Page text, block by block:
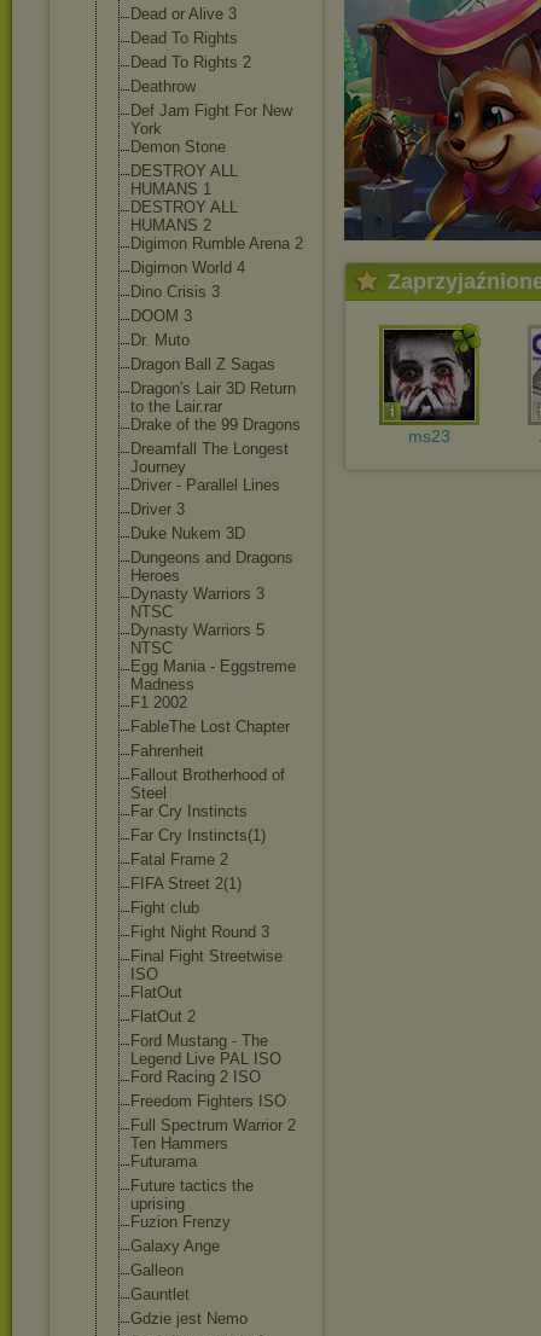
Dead or Alive 3
Dead To Rights
Dead To Rights 2
Deathrow
Def Jam Fight For New
York
Demon Stone
DESTROY ALL
HUMANS 1
DESTROY ALL
HUMANS 2
Digimon Rumble Arena 2
Digimon World 4
Dino Crisis 3
DOOM 3
Dr. Muto
Dragon Ball Z Sagas
Dragon's Lair 3D Return
to the Lair.rar
Drake of the 99 Dragons
Dreamfall The Longest
Journey
Driver - Parallel Lines
Driver 3
Duke Nukem 3D
Dungeons and Dragons
Heroes
Dynasty Warriors 3
NTSC
Dynasty Warriors 5
NTSC
Egg Mania - Eggstreme
Madness
F1 2002
FableThe Lost Chapter
Fahrenheit
Fallout Brotherhood of
Steel
Far Cry Instincts
Far Cry Instincts(1)
Fatal Frame 2
FIFA Street 2(1)
Fight club
Fight Night Round 3
Final Fight Streetwise
ISO
FlatOut
FlatOut 2
Ford Mustang - The
Legend Live PAL ISO
Ford Racing 2 ISO
Freedom Fighters ISO
Full Spectrum Warrior 2
Ten Hammers
Futurama
Future tactics the
uprising
Fuzion Frenzy
Galaxy Ange
Galleon
Gauntlet
Gdzie jest Nemo
ms23